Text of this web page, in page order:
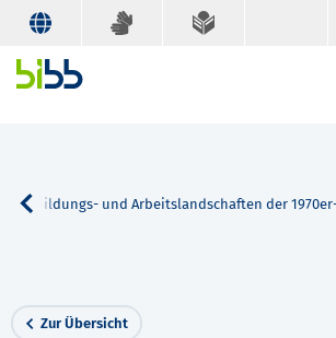
Bildungs- und Arbeitslandschaften der
Zur Übersicht